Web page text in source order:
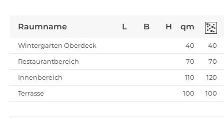
Raumname L B H qm
Wintergarten Oberdeck 40
40
Restaurantbereich
70
70
Innenbereich
110
120
Terrasse
100 100